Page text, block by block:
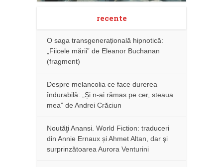
recente
O saga transgenerațională hipnotică:
„Fiicele mării” de Eleanor Buchanan
(fragment)
Despre melancolia ce face durerea
îndurabilă: „Și n-ai rămas pe cer, steaua
mea” de Andrei Crăciun
Noutăţi Anansi. World Fiction: traduceri
din Annie Ernaux și Ahmet Altan, dar şi
surprinzătoarea Aurora Venturini